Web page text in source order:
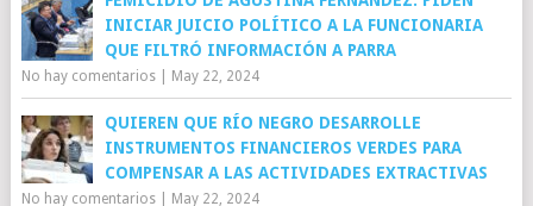
INICIAR JUICIO POLÍTICO A LA FUNCIONARIA
QUE FILTRÓ INFORMACIÓN A PARRA
No hay comentarios| May 22, 2024
QUIEREN QUE RÍO NEGRO DESARROLLE
INSTRUMENTOS FINANCIEROS VERDES PARA
COMPENSAR A LAS ACTIVIDADES EXTRACTIVAS
No hay comentarios| May 22, 2024